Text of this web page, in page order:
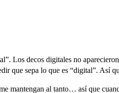
Los decos digitales no
que sepa lo que es “digital”. Así
mantengan al tanto… así que